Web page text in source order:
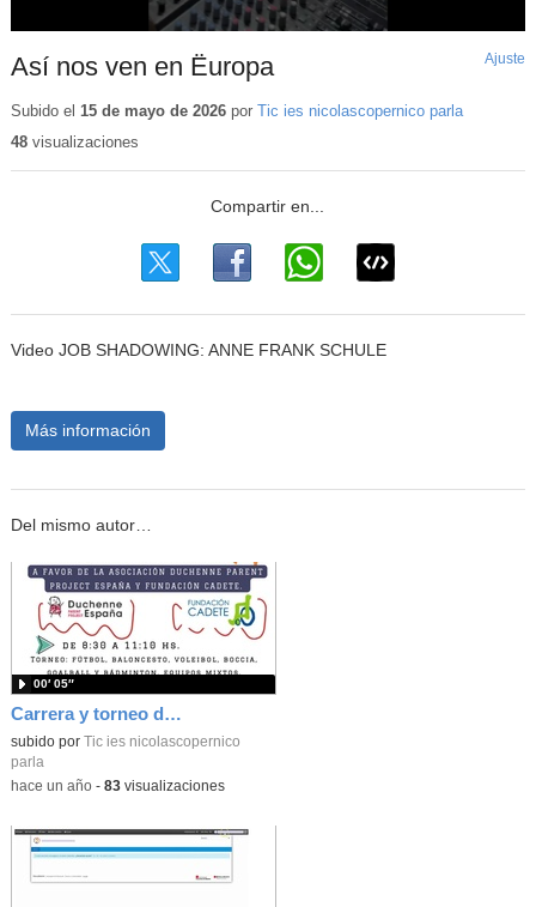
Así nos ven en Ëuropa Ajuste
Subido el 15 de mayo de 2026por Tic ies nicolascopernico parla
48visualizaciones
Video JOB SHADOWING: ANNE FRANK SCHULE
Más información
Del mismo autor…
Carrera y torneo deportivo inclusivo solidario
subido por
Tic ies nicolascopernico
parla
00′ 05″
-hace un año- 83visualizaciones